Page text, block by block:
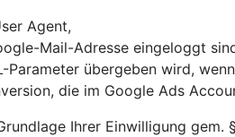
Agent,
Mail-Adresse eingeloggt
Parameter übergeben wird,
die im Google Ads
Ihrer Einwilligung